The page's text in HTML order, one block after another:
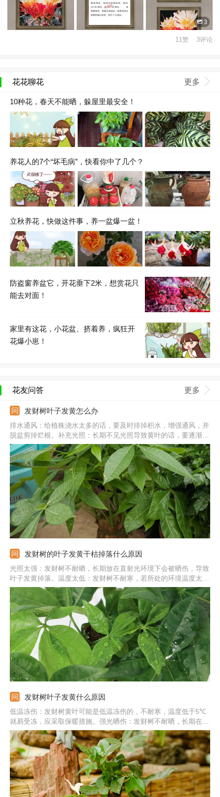
3
11赞 3评论
花花聊花 更多
10种花，春天不能晒，躲屋里最安全！
养花人的7个“坏毛病”，快看你中了几个？
立秋养花，快做这件事，养一盆爆一盆！
防盗窗养盆它，开花垂下2米，想赏花只
能去对面！
家里有这花，小花盆、挤着养，疯狂开
花爆小崽！
花友问答 更多
发财树叶子发黄怎么办
排水通风：给植株浇水太多的话，要及时排掉积水，增强通风，并
脱盆剪掉烂根。补充光照：长期不见光照导致黄叶的话，要逐渐增
加光照，平时要在半阳处养，避免暴晒。脱盆修根：肥害引起烧根
黄叶的话，轻度的可浇水稀释余肥，重度肥害要修剪烂根，并换新
土栽种。
发财树的叶子发黄干枯掉落什么原因
光照太强：发财树不耐晒，长期放在直射光环境下会被晒伤，导致
叶子发黄掉落。温度太低：发财树不耐寒，若所处的环境温度太低
就易受冻，导致黄叶。缺少水分：若生长期间长时间不浇水，土壤
干旱缺水会导致叶子发黄，应及时补水。土壤不适：土壤的黏性太
重或呈碱性会阻碍根系呼吸，导致黄叶，应换土处理。
发财树叶子发黄什么原因
低温冻伤：发财树黄叶可能是低温冻伤的，不耐寒，温度低于5℃
就易受冻，应采取保暖措施。强光晒伤：发财树不耐晒，长期在强
光下暴晒会被晒伤，导致黄叶，应遮光处理才行。缺少水分：它的
耐旱性极差，长期不浇水会导致黄叶，应及时补水，保证土壤微
湿。土壤不适：若土壤板结严重会阻碍根系呼吸，导致黄叶，需尽
快换土。